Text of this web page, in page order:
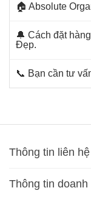
🏠 Absolute
🔔 Cách đặt
Đẹp.
📞 Bạn cần tư
Thông tin liên hệ
Thông tin doanh